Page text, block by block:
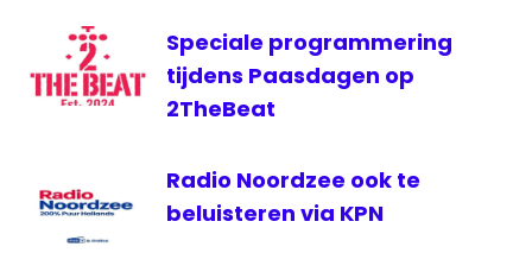
Speciale programmering
tijdens Paasdagen op
2TheBeat
Radio Noordzee ook te
beluisteren via KPN